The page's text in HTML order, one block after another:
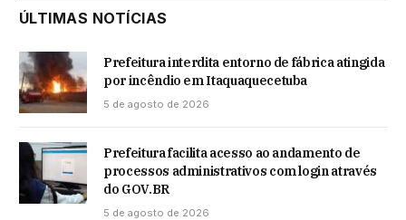
ÚLTIMAS NOTÍCIAS
Prefeitura interdita entorno de fábrica atingida
por incêndio em Itaquaquecetuba
5 de agosto de 2026
Prefeitura facilita acesso ao andamento de
processos administrativos com login através
do GOV.BR
5 de agosto de 2026